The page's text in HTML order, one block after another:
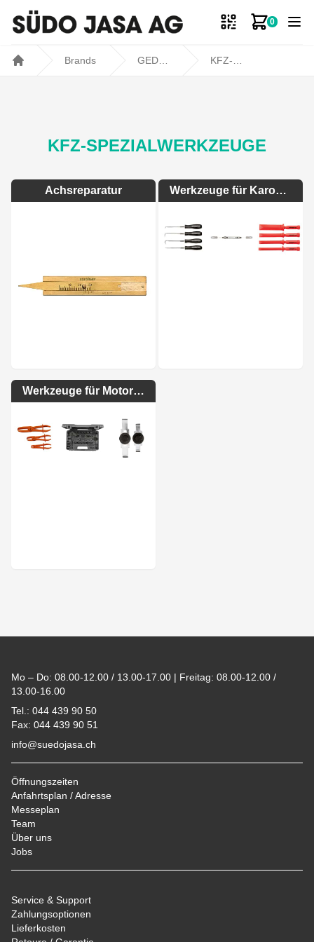
0
Zum
Brands
KFZ-SPEZIALWERKZEUGE
Achsreparatur Werkzeuge für Karosserie und Innenausstattung
Werkzeuge für Motoren
Mo – Do: 08.00-12.00 / 13.00-17.00 | Freitag: 08.00-12.00 /
13.00-16.00
Tel.: 044 439 90 50
Fax: 044 439 90 51
info@suedojasa.ch
Öffnungszeiten
Anfahrtsplan / Adresse
Messeplan
Team
Über uns
Jobs
Service & Support
Zahlungsoptionen
Lieferkosten